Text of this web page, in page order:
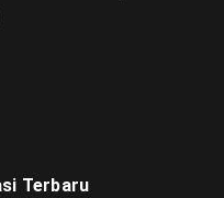
Terbaru